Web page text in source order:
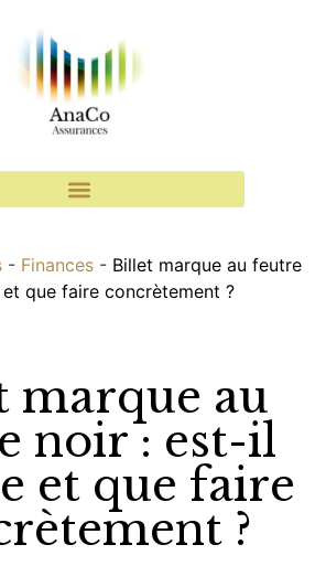
- Finances - Billet marque au feutre
que faire concrètement ?
marque au
noir : est-il
et que faire
?